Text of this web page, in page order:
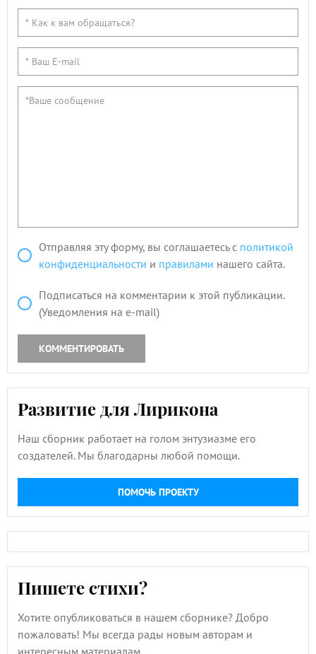
Отправляя эту форму, вы соглашаетесь с политикой
конфиденциальности и правилами нашего сайта.
Подписаться на комментарии к этой публикации.
(Уведомления на e-mail)
КОММЕНТИРОВАТЬ
Развитие для Лирикона
Наш сборник работает на голом энтузиазме его
создателей. Мы благодарны любой помощи.
ПОМОЧЬ ПРОЕКТУ
Пишете стихи?
Хотите опубликоваться в нашем сборнике? Добро
пожаловать! Мы всегда рады новым авторам и
интересным материалам.